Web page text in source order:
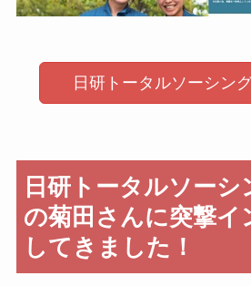
日研トータルソーシン
日研トータルソーシ
の菊田さんに突撃イ
してきました！